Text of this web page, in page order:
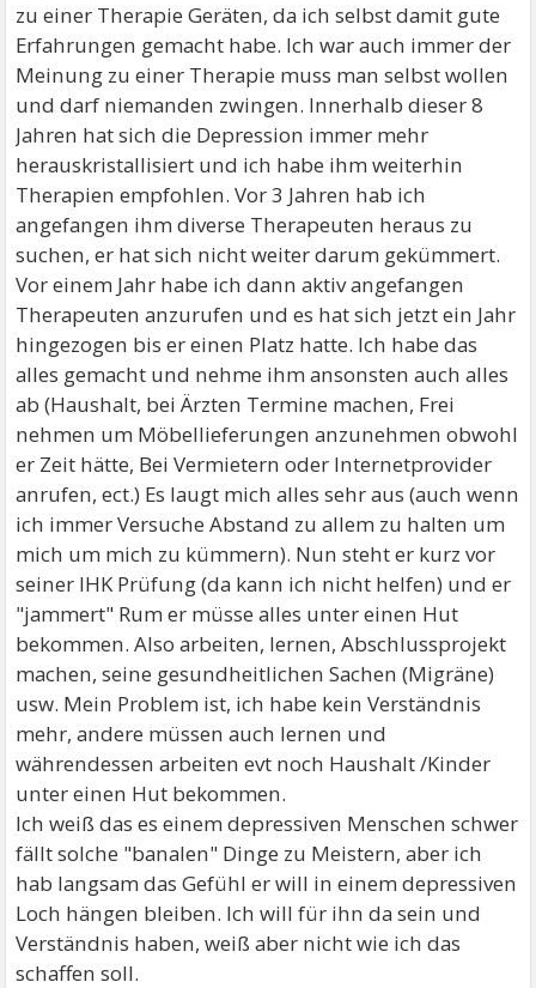
zu einer Therapie Geräten, da ich selbst damit gute
Erfahrungen gemacht habe. Ich war auch immer der
Meinung zu einer Therapie muss man selbst wollen
und darf niemanden zwingen. Innerhalb dieser 8
Jahren hat sich die Depression immer mehr
herauskristallisiert und ich habe ihm weiterhin
Therapien empfohlen. Vor 3 Jahren hab ich
angefangen ihm diverse Therapeuten heraus zu
suchen, er hat sich nicht weiter darum gekümmert.
Vor einem Jahr habe ich dann aktiv angefangen
Therapeuten anzurufen und es hat sich jetzt ein Jahr
hingezogen bis er einen Platz hatte. Ich habe das
alles gemacht und nehme ihm ansonsten auch alles
ab (Haushalt, bei Ärzten Termine machen, Frei
nehmen um Möbellieferungen anzunehmen obwohl
er Zeit hätte, Bei Vermietern oder Internetprovider
anrufen, ect.) Es laugt mich alles sehr aus (auch wenn
ich immer Versuche Abstand zu allem zu halten um
mich um mich zu kümmern). Nun steht er kurz vor
seiner IHK Prüfung (da kann ich nicht helfen) und er
"jammert" Rum er müsse alles unter einen Hut
bekommen. Also arbeiten, lernen, Abschlussprojekt
machen, seine gesundheitlichen Sachen (Migräne)
usw. Mein Problem ist, ich habe kein Verständnis
mehr, andere müssen auch lernen und
währendessen arbeiten evt noch Haushalt /Kinder
unter einen Hut bekommen.
Ich weiß das es einem depressiven Menschen schwer
fällt solche "banalen" Dinge zu Meistern, aber ich
hab langsam das Gefühl er will in einem depressiven
Loch hängen bleiben. Ich will für ihn da sein und
Verständnis haben, weiß aber nicht wie ich das
schaffen soll.